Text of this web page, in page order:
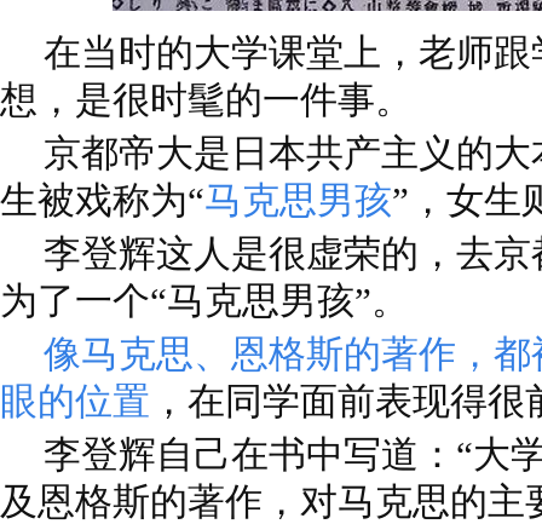
在当时的大学课堂上，老师
想，是很时髦的一件事。
京都帝大是日本共产主义的
生被戏称为“马克思男孩”，女生
李登辉这人是很虚荣的，去
为了一个“马克思男孩”。
像马克思、恩格斯的著作，
眼的位置 ，在同学面前表现得很
李登辉自己在书中写道：“大
及恩格斯的著作，对马克思的